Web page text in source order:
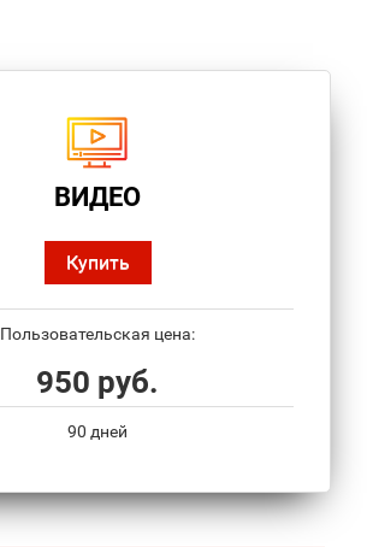
ВИДЕО
Купить
Пользовательская цена:
950 руб.
90 дней